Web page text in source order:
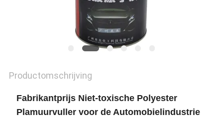
Productomschrijving
Fabrikantprijs Niet-toxische Polyester
Plamuurvuller voor de Automobielindustrie